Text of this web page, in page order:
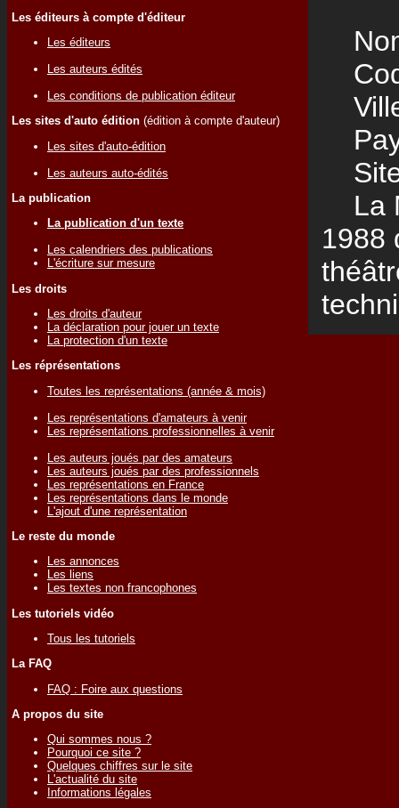
Les éditeurs à compte d'éditeur
Les éditeurs
Les auteurs édités
Les conditions de publication éditeur
Les sites d'auto édition (édition à compte d'auteur)
Les sites d'auto-édition
Les auteurs auto-édités
La publication
La publication d'un texte
Les calendriers des publications
L'écriture sur mesure
Les droits
Les droits d'auteur
La déclaration pour jouer un texte
La protection d'un texte
Les réprésentations
Toutes les représentations (année & mois)
Les représentations d'amateurs à venir
Les représentations professionnelles à venir
Les auteurs joués par des amateurs
Les auteurs joués par des professionnels
Les représentations en France
Les représentations dans le monde
L'ajout d'une représentation
Le reste du monde
Les annonces
Les liens
Les textes non francophones
Les tutoriels vidéo
Tous les tutoriels
La FAQ
FAQ : Foire aux questions
A propos du site
Qui sommes nous ?
Pourquoi ce site ?
Quelques chiffres sur le site
L'actualité du site
Informations légales
La
1988